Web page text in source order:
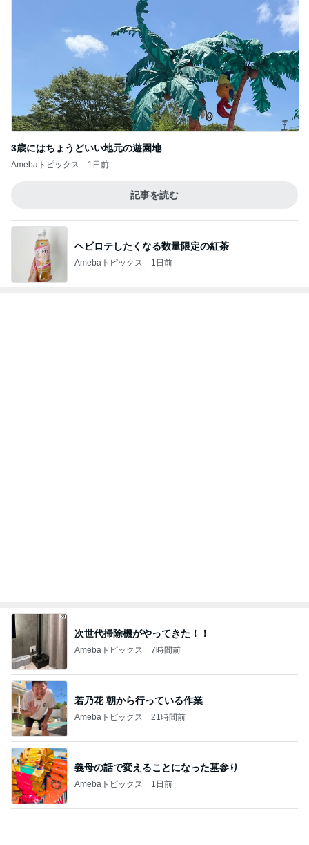
3歳にはちょうどいい地元の遊園地
Amebaトピックス 1日前
記事を読む
ヘビロテしたくなる数量限定の紅茶
Amebaトピックス 1日前
次世代掃除機がやってきた！！
Amebaトピックス 7時間前
若乃花 朝から行っている作業
Amebaトピックス 21時間前
義母の話で変えることになった墓参り
Amebaトピックス 1日前